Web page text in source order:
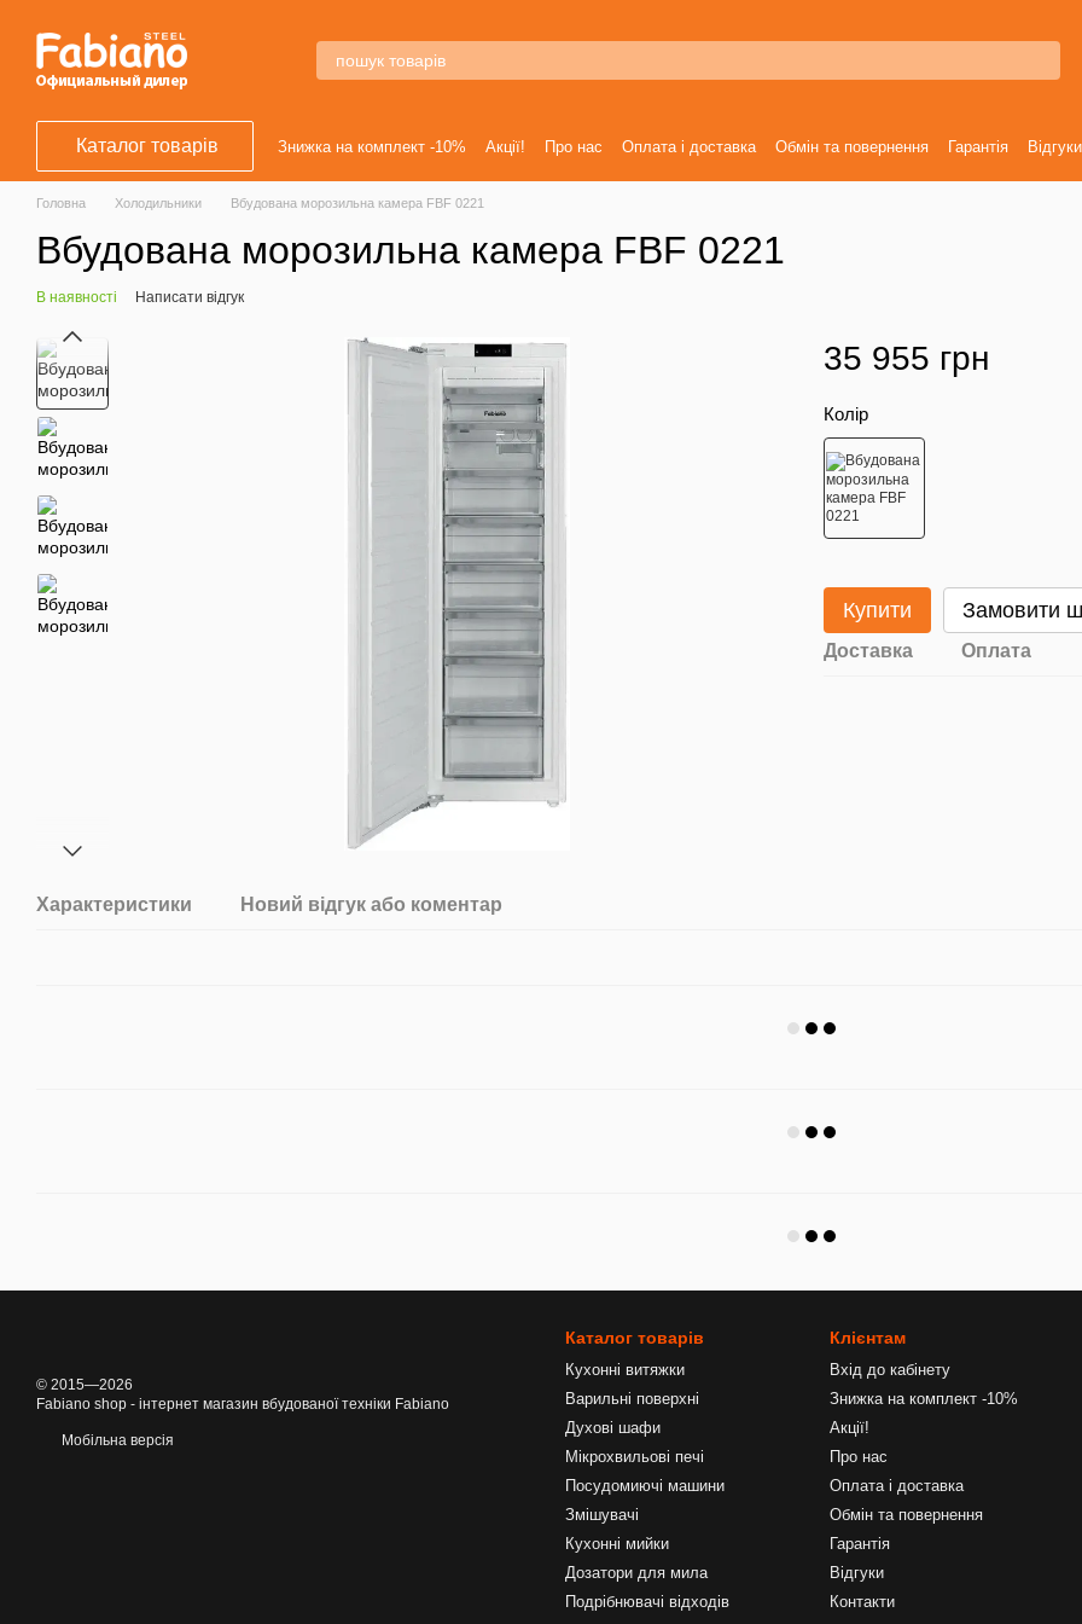
Каталог товарів Знижка на комплект -10% Акції! Про нас Оплата і доставка Обмін та повернення Гарантія Відгуки
Головна Холодильники Вбудована морозильна камера FBF 0221
Вбудована морозильна камера FBF 0221
В наявності Написати відгук
35 955 грн
Колір
Купити Замовити
Доставка Оплата
Характеристики Новий відгук або коментар
© 2015—2026
Fabiano shop - інтернет магазин вбудованої техніки Fabiano
Мобільна версія
Каталог товарів
Кухонні витяжки
Варильні поверхні
Духові шафи
Мікрохвильові печі
Посудомиючі машини
Змішувачі
Кухонні мийки
Дозатори для мила
Подрібнювачі відходів
Клієнтам
Вхід до кабінету
Знижка на комплект -10%
Акції!
Про нас
Оплата і доставка
Обмін та повернення
Гарантія
Відгуки
Контакти